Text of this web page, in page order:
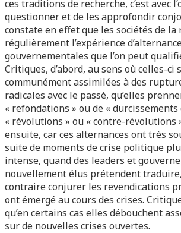
ces traditions de recherche, c’est avec
questionner et de les approfondir
constate en effet que les sociétés de
régulièrement l’expérience
gouvernementales que l’on peut
Critiques, d’abord, au sens où celles-ci
communément assimilées à des
radicales avec le passé, qu’elles
« refondations » ou de « durcissements
« révolutions » ou « contre-révolutions
ensuite, car ces alternances ont très
suite de moments de crise politique
intense, quand des leaders et
nouvellement élus prétendent
contraire conjurer les revendications
ont émergé au cours des crises.
qu’en certains cas elles débouchent
sur de nouvelles crises ouvertes.